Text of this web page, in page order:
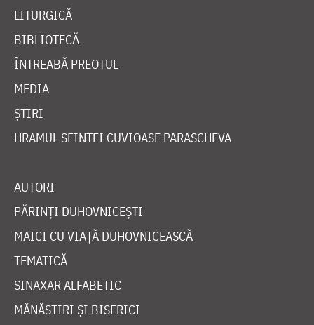
LITURGICĂ
BIBLIOTECĂ
ÎNTREABĂ PREOTUL
MEDIA
ȘTIRI
HRAMUL SFINTEI CUVIOASE PARASCHEVA
AUTORI
PĂRINȚI DUHOVNICEȘTI
MAICI CU VIAȚĂ DUHOVNICEASCĂ
TEMATICĂ
SINAXAR ALFABETIC
MĂNĂSTIRI ȘI BISERICI